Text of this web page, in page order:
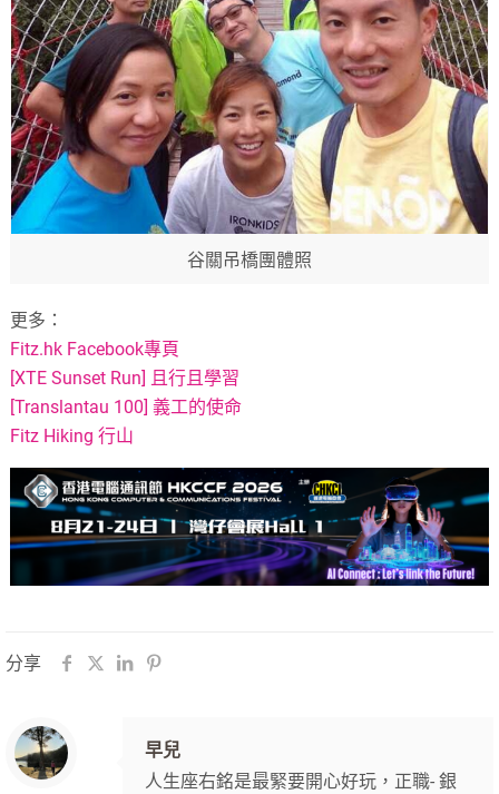
谷關吊橋團體照
更多：
Fitz.hk Facebook專頁
[XTE Sunset Run] 且行且學習
[Translantau 100] 義工的使命
Fitz Hiking 行山
分享
早兒
人生座右銘是最緊要開心好玩，正職- 銀